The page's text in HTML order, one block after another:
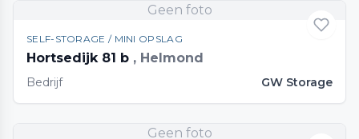
Geen foto
SELF-STORAGE / MINI OPSLAG
Hortsedijk 81 b , Helmond
Bedrijf GW Storage
Geen foto